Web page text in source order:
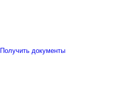
Получить документы